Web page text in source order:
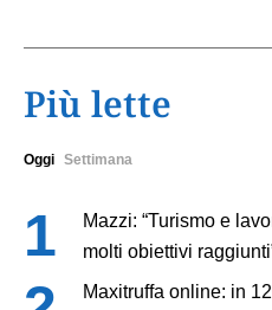
Più lette
Oggi Settimana
Mazzi: “Turismo e
molti obiettivi
Maxitruffa online: in